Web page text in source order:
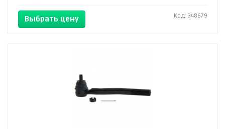
Выбрать цену Код: 348679